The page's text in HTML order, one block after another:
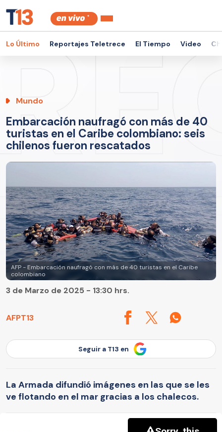
Lo Último Reportajes Teletrece El Tiempo Video
Mundo
Embarcación naufragó con más de 40
turistas en el Caribe colombiano: seis
chilenos fueron rescatados
AFP - Embarcación naufragó con más de 40 turistas en el Caribe
colombiano
AFPT13
3 de Marzo de 2025 - 13:30 hrs.
Seguir a T13 en
La Armada difundió imágenes en las que se les
ve flotando en el mar gracias a los chalecos.